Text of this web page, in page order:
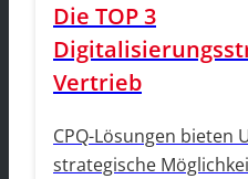
Die TOP 3
Vertrieb
CPQ-Lösungen bieten
strategische